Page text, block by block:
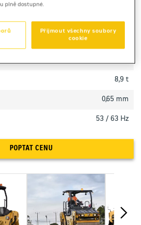
8,9 t
0,65 mm
53 / 63 Hz
POPTAT CENU
plně dostupné.
Přijmout všechny soubory
cookie